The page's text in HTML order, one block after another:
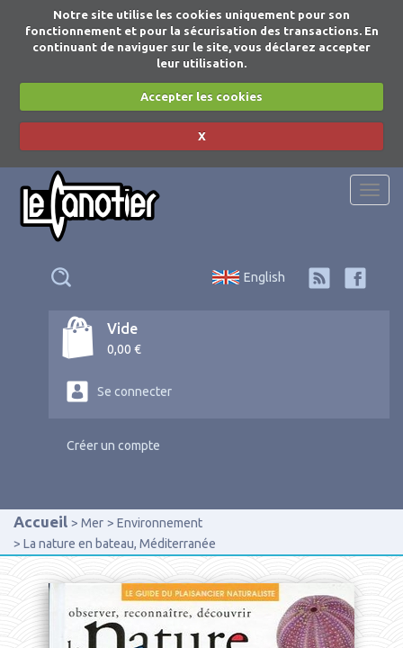
Notre site utilise les cookies uniquement pour son
fonctionnement et pour la sécurisation des transactions. En
continuant de naviguer sur le site, vous déclarez accepter
leur utilisation.
Accepter les cookies
X
English
Vide
0,00 €
Se connecter
Créer un compte
Accueil Mer
Environnement
La nature en bateau, Méditerranée